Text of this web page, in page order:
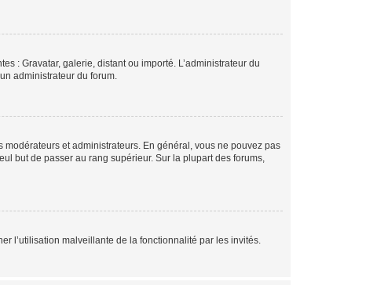
: Gravatar, galerie, distant ou importé. L’administrateur du
administrateur du forum.
et administrateurs. En général, vous ne pouvez pas
but de passer au rang supérieur. Sur la plupart des forums,
l’utilisation malveillante de la fonctionnalité par les invités.